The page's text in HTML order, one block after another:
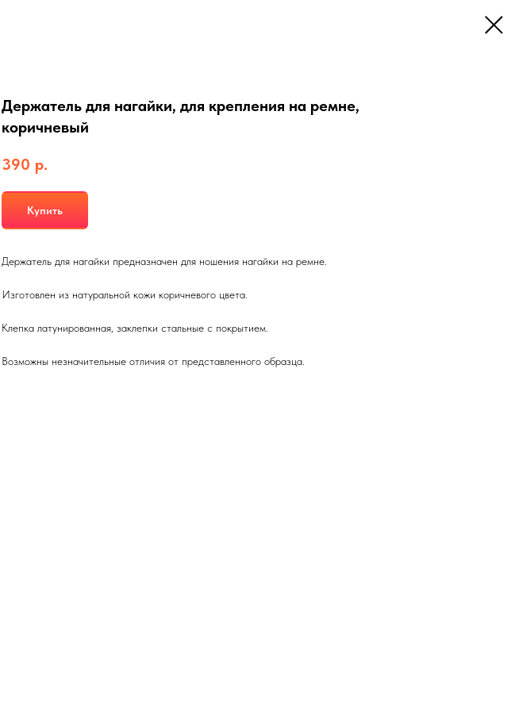
Держатель для нагайки, для крепления на ремне,
коричневый
390 р.
Купить
Держатель для нагайки предназначен для ношения нагайки на ремне.
Изготовлен из натуральной кожи коричневого цвета.
Клепка латунированная, заклепки стальные с покрытием.
Возможны незначительные отличия от представленного образца.